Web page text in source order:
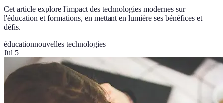
Cet article explore l'impact des technologies modernes sur
l'éducation et formations, en mettant en lumière ses bénéfices et
défis.
éducationnouvelles technologies
Jul 5